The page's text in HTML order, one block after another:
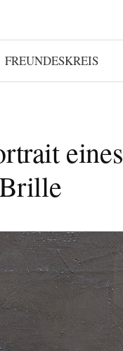
FREUNDESKREIS
eines